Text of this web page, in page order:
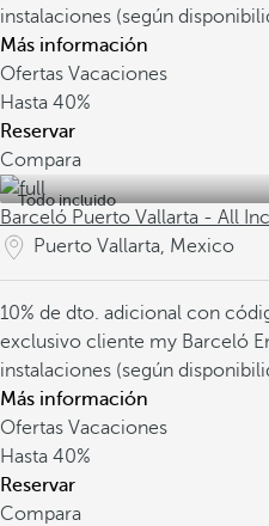
instalaciones (según
Más información
Ofertas Vacaciones
Hasta 40%
Reservar
Compara
Todo incluido
Barceló Puerto Vallarta - All
Puerto Vallarta, Mexico
10% de dto. adicional con
exclusivo cliente my Barceló
instalaciones (según
Más información
Ofertas Vacaciones
Hasta 40%
Reservar
Compara